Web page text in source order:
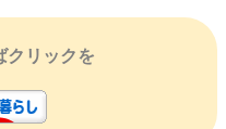
クリックを